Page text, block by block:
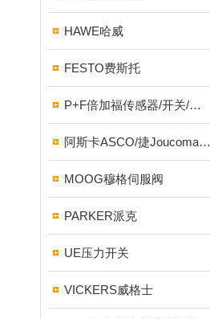
HAWE哈威
FESTO费斯托
P+F倍加福传感器/开关/编码器
阿斯卡ASCO/捷Joucomatic/NUMATICS纽曼蒂克
MOOG穆格伺服阀
PARKER派克
UE压力开关
VICKERS威格士